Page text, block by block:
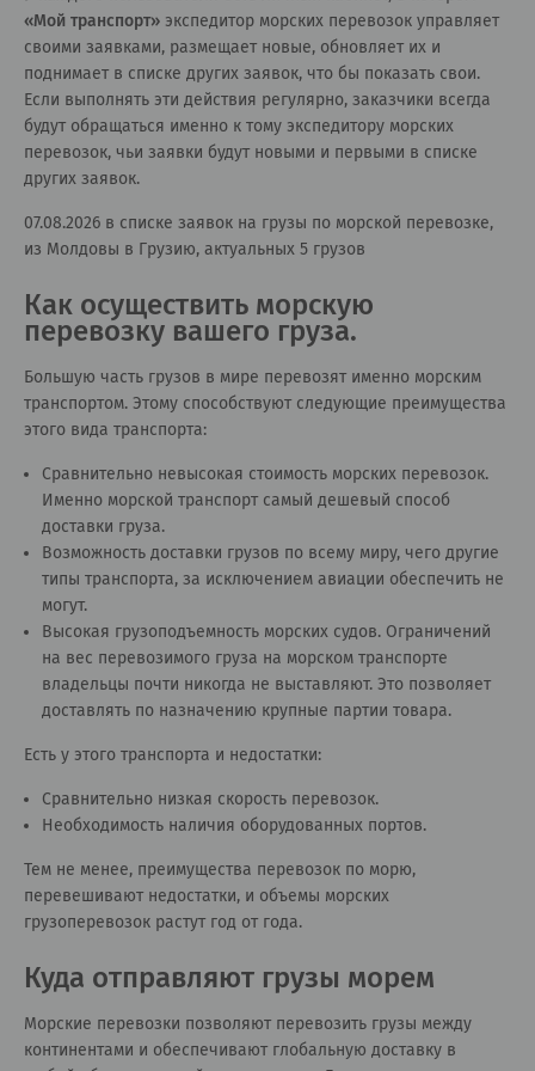
«Мой транспорт» экспедитор морских перевозок управляет
своими заявками, размещает новые, обновляет их и
поднимает в списке других заявок, что бы показать свои.
Если выполнять эти действия регулярно, заказчики всегда
будут обращаться именно к тому экспедитору морских
перевозок, чьи заявки будут новыми и первыми в списке
других заявок.
07.08.2026 в списке заявок на грузы по морской перевозке,
из Молдовы в Грузию, актуальных 5 грузов
Как осуществить морскую
перевозку вашего груза.
Большую часть грузов в мире перевозят именно морским
транспортом. Этому способствуют следующие преимущества
этого вида транспорта:
Сравнительно невысокая стоимость морских перевозок.
Именно морской транспорт самый дешевый способ
доставки груза.
Возможность доставки грузов по всему миру, чего другие
типы транспорта, за исключением авиации обеспечить не
могут.
Высокая грузоподъемность морских судов. Ограничений
на вес перевозимого груза на морском транспорте
владельцы почти никогда не выставляют. Это позволяет
доставлять по назначению крупные партии товара.
Есть у этого транспорта и недостатки:
Сравнительно низкая скорость перевозок.
Необходимость наличия оборудованных портов.
Тем не менее, преимущества перевозок по морю,
перевешивают недостатки, и объемы морских
грузоперевозок растут год от года.
Куда отправляют грузы морем
Морские перевозки позволяют перевозить грузы между
континентами и обеспечивают глобальную доставку в